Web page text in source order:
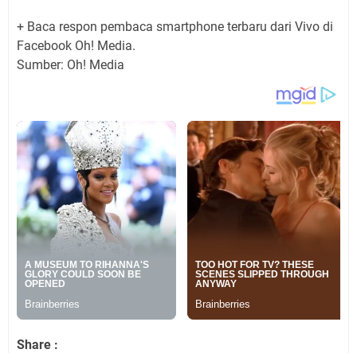
+ Baca respon pembaca smartphone terbaru dari Vivo di
Facebook Oh! Media.
Sumber: Oh! Media
Share :